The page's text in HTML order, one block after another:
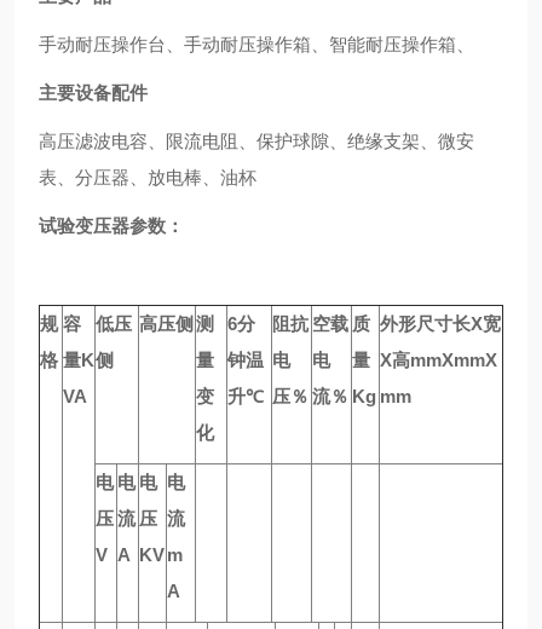
手动耐压操作台、手动耐压操作箱、智能耐压操作箱、
主要设备配件
高压滤波电容、限流电阻、保护球隙、绝缘支架、微安
表、分压器、放电棒、油杯
试验变压器参数：
规
格
容
量K
VA
低压
侧
高压侧 测
量
变
化
6分
钟温
升℃
阻抗
电
压％
空载
电
流％
质
量
Kg
外形尺寸长Х宽
Х高mmХmmХ
mm
电
压
V
电
流
A
电
压
KV
电
流
m
A